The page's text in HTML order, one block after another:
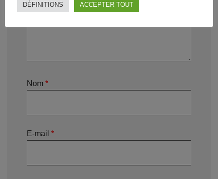
Nom *
E-mail *
DÉFINITIONS ACCEPTER TOUT